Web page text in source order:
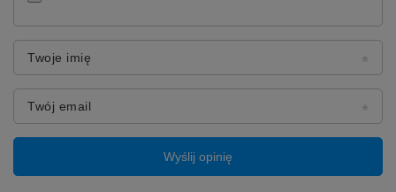
Twoje imię
Twój email
Wyślij opinię